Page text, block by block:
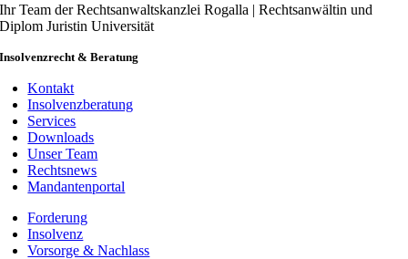
Ihr Team der Rechtsanwaltskanzlei Rogalla | Rechtsanwältin und
Diplom Juristin Universität
Insolvenzrecht & Beratung
Kontakt
Insolvenzberatung
Services
Downloads
Unser Team
Rechtsnews
Mandantenportal
Forderung
Insolvenz
Vorsorge & Nachlass